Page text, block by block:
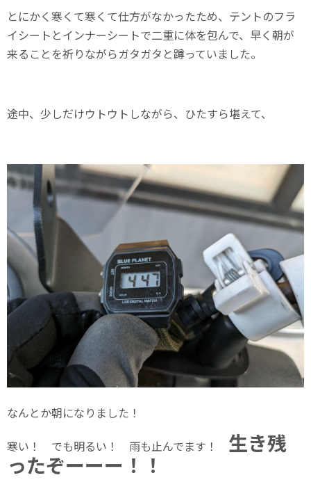
とにかく寒くて寒くて仕方がなかったため、テントのフラ
イシートとインナーシートで二重に体を包んで、早く朝が
来ることを祈りながらガタガタと蹲っていました。
途中、少しだけウトウトしながら、ひたすら堪えて、
なんとか朝になりました！
寒い！ でも明るい！ 雨も止んでます！ 生き残
ったぞーーー！！